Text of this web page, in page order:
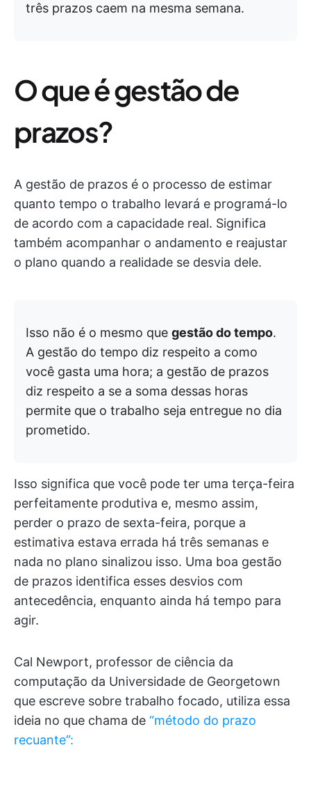
três prazos caem na mesma semana.
O que é gestão de
prazos?
A gestão de prazos é o processo de estimar
quanto tempo o trabalho levará e programá-lo
de acordo com a capacidade real. Significa
também acompanhar o andamento e reajustar
o plano quando a realidade se desvia dele.
Isso não é o mesmo que gestão do tempo.
A gestão do tempo diz respeito a como
você gasta uma hora; a gestão de prazos
diz respeito a se a soma dessas horas
permite que o trabalho seja entregue no dia
prometido.
Isso significa que você pode ter uma terça-feira
perfeitamente produtiva e, mesmo assim,
perder o prazo de sexta-feira, porque a
estimativa estava errada há três semanas e
nada no plano sinalizou isso. Uma boa gestão
de prazos identifica esses desvios com
antecedência, enquanto ainda há tempo para
agir.
Cal Newport, professor de ciência da
computação da Universidade de Georgetown
que escreve sobre trabalho focado, utiliza essa
ideia no que chama de “método do prazo
recuante”: